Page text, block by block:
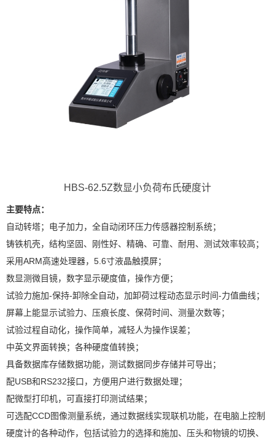
HBS-62.5Z数显小负荷布氏硬度计
主要特点：
自动转塔；电子加力，全自动闭环压力传感器控制系统；
铸铁机壳，结构坚固、刚性好、精确、可靠、耐用、测试效率较高；
采用ARM高速处理器，5.6寸液晶触摸屏；
数显测微目镜，数字显示硬度值，操作方便；
试验力施加-保持-卸除全自动，加卸荷过程动态显示时间-力值曲线；
屏幕上能显示试验力、压痕长度、保荷时间、测量次数等；
试验过程自动化，操作简单，减轻人为操作误差；
中英文界面转换；各种硬度值转换；
具备数据库存储数据功能，测试数据同步存储并可导出；
配USB和RS232接口，方便用户进行数据处理；
配微型打印机，可直接打印测试结果；
可选配CCD图像测量系统，通过数据线实现联机功能，在电脑上控制
硬度计的各种动作，包括试验力的选择和施加、压头和物镜的切换、
扫描微信二维码